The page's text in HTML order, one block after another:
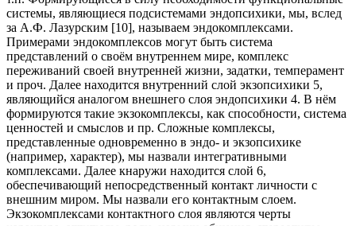
системы, являющиеся подсистемами эндопсихики, мы, вслед
за А.Ф. Лазурским [10], называем эндокомплексами.
Примерами эндокомплексов могут быть система
представлений о своём внутреннем мире, комплекс
переживаний своей внутренней жизни, задатки, темперамент
и проч. Далее находится внутренний слой экзопсихики 5,
являющийся аналогом внешнего слоя эндопсихики 4. В нём
формируются такие экзокомплексы, как способности, система
ценностей и смыслов и пр. Сложные комплексы,
представленные одновременно в эндо- и экзопсихике
(например, характер), мы назвали интегративными
комплексами. Далее кнаружи находится слой 6,
обеспечивающий непосредственный контакт личности с
внешним миром. Мы назвали его контактным слоем.
Экзокомплексами контактного слоя являются черты